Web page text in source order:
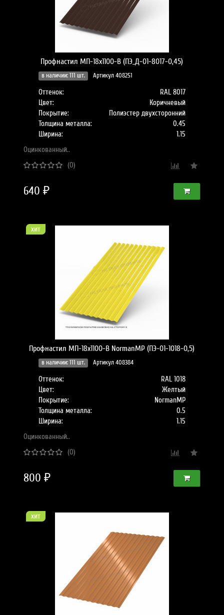
Профнастил МП-18x1100-B (ПЭ_Д-01-8017-0,45)
в наличии: 111 шт. Артикул 408251
Оттенок:
RAL 8017
Цвет:
Коричневый
Покрытие:
Полиэстер двухсторонний
Толщина металла:
0.45
Ширина:
1.15
Оцинкованный..
(0)
640 ₽
хит
Профнастил МП-18x1100-B NormanMP (ПЭ-01-1018-0,5)
в наличии: 111 шт. Артикул 408384
Оттенок:
RAL 1018
Цвет:
Желтый
Покрытие:
NormanMP
Толщина металла:
0.5
Ширина:
1.15
Оцинкованный..
(0)
800 ₽
хит